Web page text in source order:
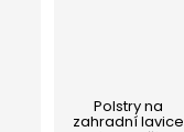
Polstry na
zahradní lavice